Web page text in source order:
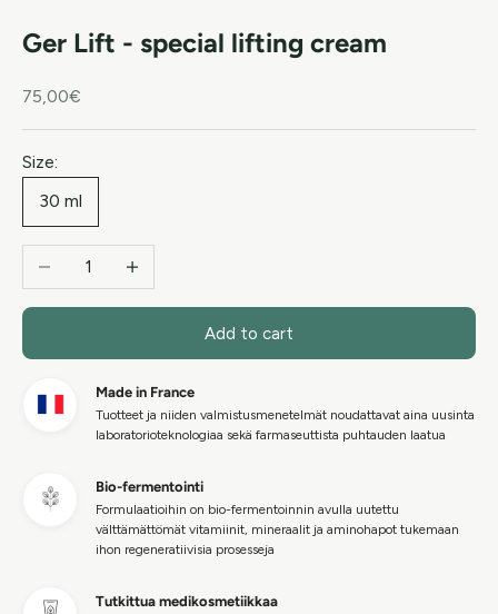
Ger Lift - special lifting cream
Sale price
75,00€
Size:
30 ml
Decrease quantityIncrease quantity
Add to cart
Made in France
Tuotteet ja niiden valmistusmenetelmät noudattavat aina uusinta
laboratorioteknologiaa sekä farmaseuttista puhtauden laatua
Bio-fermentointi
Formulaatioihin on bio-fermentoinnin avulla uutettu
välttämättömät vitamiinit, mineraalit ja aminohapot tukemaan
ihon regeneratiivisia prosesseja
Tutkittua medikosmetiikkaa